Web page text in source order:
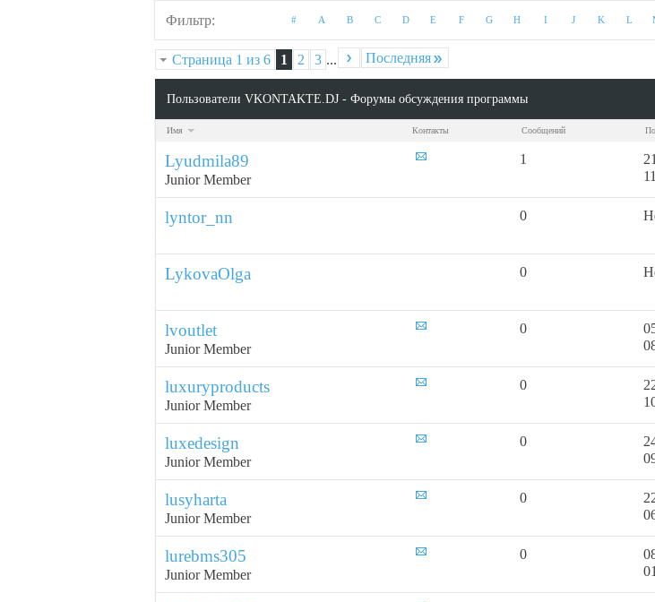
Фильтр # A B C D E F G H I J K L
Страница 1 из 6 1 2 3 ... Последняя
Пользователи VKONTAKTE.DJ - Форумы обсуждения программы
Имя Контакты Сообщений
Lyudmila89
Junior Member
1
lyntor_nn 0
LykovaOlga 0
lvoutlet
Junior Member
0
luxuryproducts
Junior Member
0
luxedesign
Junior Member
0
lusyharta
Junior Member
0
lurebms305
Junior Member
0